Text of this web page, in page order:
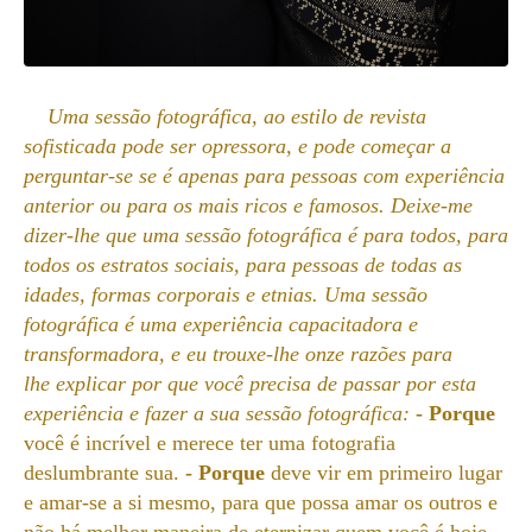
Uma sessão fotográfica, ao estilo de revista
sofisticada pode ser opressora, e pode começar a
perguntar-se se é apenas para pessoas com experiência
anterior ou para os mais ricos e famosos. Deixe-me
dizer-lhe que uma sessão fotográfica é para todos, para
todos os estratos sociais, para pessoas de todas as
idades, formas corporais e etnias. Uma sessão
fotográfica é uma experiência capacitadora e
transformadora, e eu trouxe-lhe onze razões para
lhe explicar por que você precisa de passar por esta
experiência e fazer a sua sessão fotográfica: - Porque
você é incrível e merece ter uma fotografia
deslumbrante sua. - Porque deve vir em primeiro lugar
e amar-se a si mesmo, para que possa amar os outros e